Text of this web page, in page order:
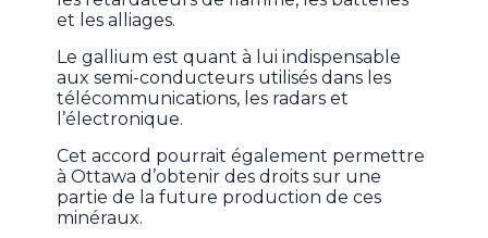
et les alliages.
Le gallium est quant à lui indispensable
aux semi-conducteurs utilisés dans les
télécommunications, les radars et
l’électronique.
Cet accord pourrait également permettre
à Ottawa d’obtenir des droits sur une
partie de la future production de ces
minéraux.